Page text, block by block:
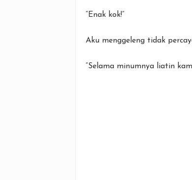
“Enak kok!”
Aku menggeleng tidak
“Selama minumnya liatin